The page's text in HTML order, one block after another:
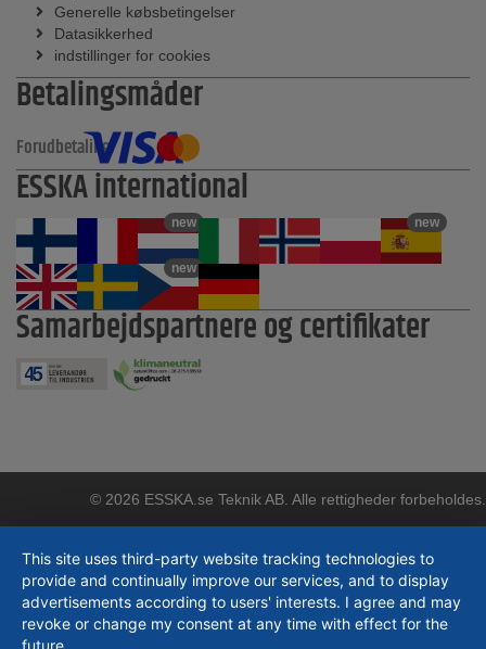
Generelle købsbetingelser
Datasikkerhed
indstillinger for cookies
Betalingsmåder
Forudbetaling
ESSKA international
new new
new
Samarbejdspartnere og certifikater
© 2026 ESSKA.se Teknik AB. Alle rettigheder forbeholdes.
This site uses third-party website tracking technologies to
provide and continually improve our services, and to display
advertisements according to users' interests. I agree and may
revoke or change my consent at any time with effect for the
future.